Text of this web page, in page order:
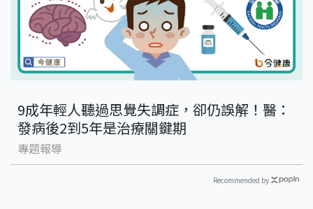
9成年輕人聽過思覺失調症，卻仍誤解！醫：
發病後2到5年是治療關鍵期
專題報導
Recommended by